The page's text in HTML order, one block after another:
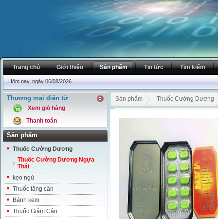
Trang chủ Giới thiệu Sản phẩm Tin tức Tìm kiếm
Hôm nay, ngày 06/08/2026
Thương mại điện tử
Xem giỏ hàng
Thanh toán
Sản phẩm
Thuốc Cường Dương
Thuốc Cường Dương Ngựa
Thái
kẹo ngủ
Thuốc tăng cân
Bánh kem
Thuốc Giảm Cân
Sản phẩm Thuốc Cường Dương